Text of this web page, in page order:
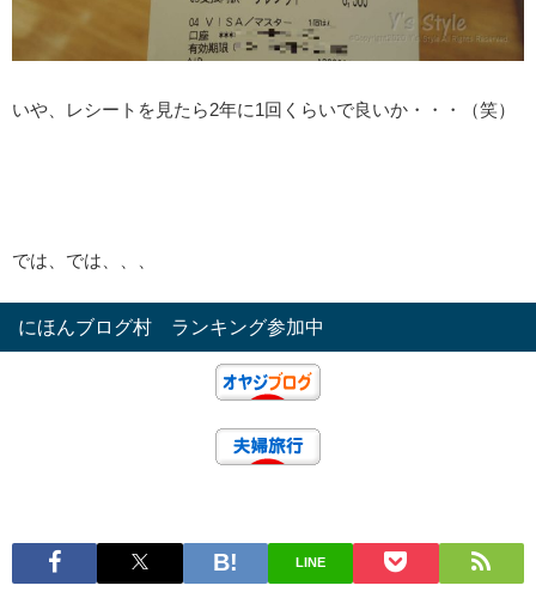
いや、レシートを見たら2年に1回くらいで良いか・・・（笑）
では、では、、、
にほんブログ村 ランキング参加中
LINE